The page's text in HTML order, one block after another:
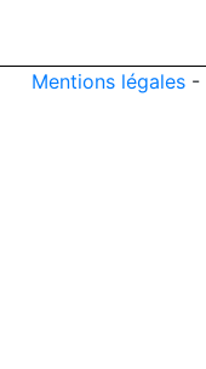
Mentions légales -